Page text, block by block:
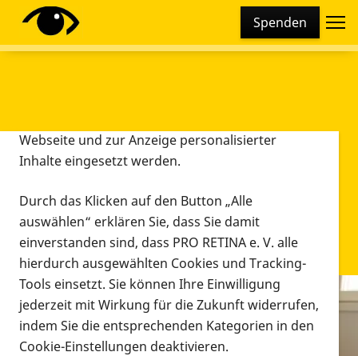
Spenden
Infomaterial
Infomaterial
Diese Webseite setzt verschiedene Cookies und
Tracking-Tools ein. Dies beinhaltet Cookies und
Webseite und zur Anzeige personalisierter
Inhalte eingesetzt werden.
Durch das Klicken auf den Button „Alle
auswählen“ erklären Sie, dass Sie damit
einverstanden sind, dass PRO RETINA e. V. alle
hierdurch ausgewählten Cookies und Tracking-
Tools einsetzt. Sie können Ihre Einwilligung
jederzeit mit Wirkung für die Zukunft widerrufen,
indem Sie die entsprechenden Kategorien in den
Cookie-Einstellungen deaktivieren.